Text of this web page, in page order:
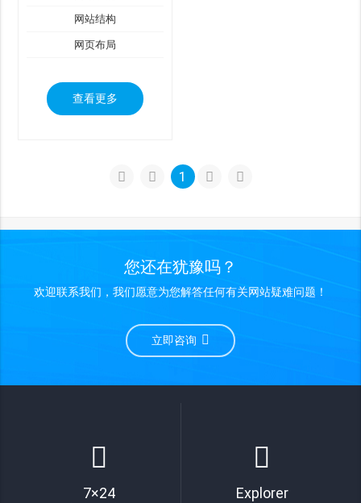
网站结构
网页布局
查看更多
1
您还在犹豫吗？
欢迎联系我们，我们愿意为您解答任何有关网站疑难问题！
立即咨询
7×24 Explorer